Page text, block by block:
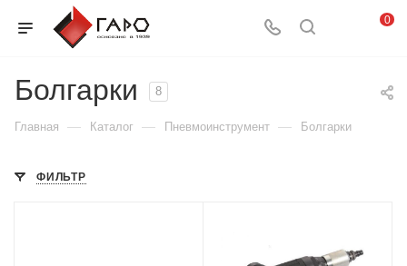
0
Болгарки 8
Главная — Каталог — Пневмоинструмент — Болгарки
ФИЛЬТР